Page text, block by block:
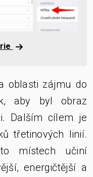
oblasti zájmu do
aby byl obraz
Dalším cílem je
třetinových linií.
místech učiní
energičtější a